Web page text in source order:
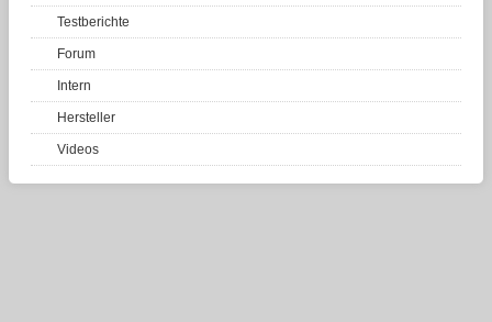
Testberichte
Forum
Intern
Hersteller
Videos